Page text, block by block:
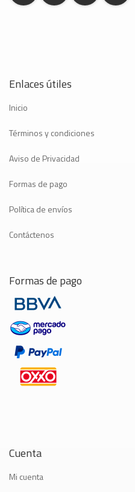
Enlaces útiles
Inicio
Términos y condiciones
Aviso de Privacidad
Formas de pago
Política de envíos
Contáctenos
Formas de pago
Cuenta
Mi cuenta